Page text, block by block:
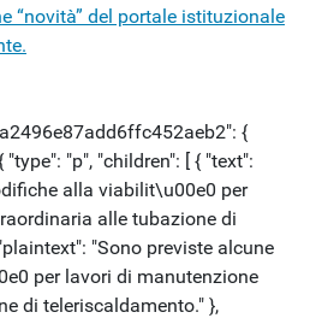
“novità” del portale istituzionale
{
"type": "p", "children": [ { "text":
alla viabilit\u00e0 per
alle tubazione di
"Sono previste alcune
per lavori di manutenzione
di teleriscaldamento." },